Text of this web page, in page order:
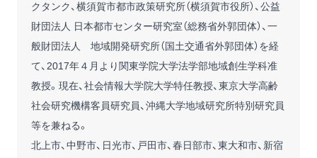
クタンク、横須賀市都市政策研究所（横須賀市役所）、公益
財団法人 日本都市センター研究室（総務省外郭団体）、一
般財団法人 地域開発研究所（国土交通省外郭団体）を経
て、2017年４月より関東学院大学法学部地域創生学科准
教授。現在、社会情報大学院大学特任教授、東京大学高齢
社会研究機構客員研究員、沖縄大学地域研究所特別研究員
等を兼ねる。
北上市、中野市、日光市、戸田市、春日部市、東大和市、新宿